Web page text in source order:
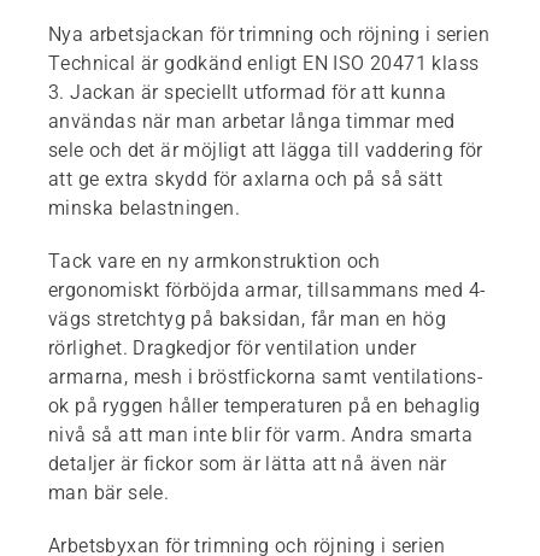
Nya arbetsjackan för trimning och röjning i serien
Technical är godkänd enligt EN ISO 20471 klass
3. Jackan är speciellt utformad för att kunna
användas när man arbetar långa timmar med
sele och det är möjligt att lägga till vaddering för
att ge extra skydd för axlarna och på så sätt
minska belastningen.
Tack vare en ny armkonstruktion och
ergonomiskt förböjda armar, tillsammans med 4-
vägs stretchtyg på baksidan, får man en hög
rörlighet. Dragkedjor för ventilation under
armarna, mesh i bröstfickorna samt ventilations-
ok på ryggen håller temperaturen på en behaglig
nivå så att man inte blir för varm. Andra smarta
detaljer är fickor som är lätta att nå även när
man bär sele.
Arbetsbyxan för trimning och röjning i serien